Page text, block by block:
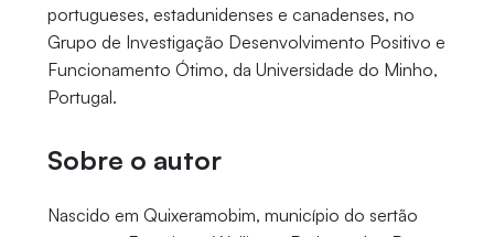
portugueses, estadunidenses e canadenses, no
Grupo de Investigação Desenvolvimento Positivo e
Funcionamento Ótimo, da Universidade do Minho,
Portugal.
Sobre o autor
Nascido em Quixeramobim, município do sertão